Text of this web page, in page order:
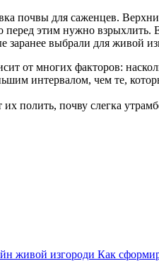
почвы для саженцев.
перед этим нужно
заранее выбрали для живой
от многих факторов:
интервалом, чем те,
полить, почву слегка
живой изгороди Как